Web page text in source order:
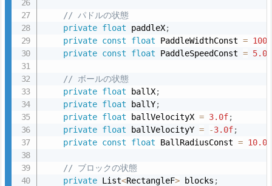
図
5.
2.
ー
ケ
ス
図：
キ
// パドルの状態
private float paddleX;
private const float PaddleWidthConst =
private const float PaddleSpeedConst = 5.0f
// ボールの状態
private float ballX;
private float ballY;
private float ballVelocityX = 3.0f;
private float ballVelocityY = -3.0f;
private const float BallRadiusConst = 10.0f
// ブロックの状態
private List<RectangleF> blocks ;